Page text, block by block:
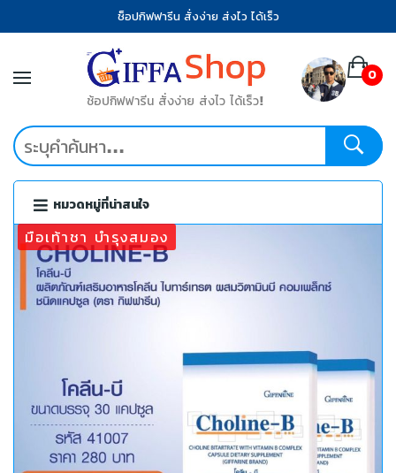
ช็อปกิฟฟารีน สั่งง่าย ส่งไว ได้เร็ว
ช้อปกิฟฟารีน สั่งง่าย ส่งไว ได้เร็ว!
0
หมวดหมู่ที่น่าสนใจ
มือเท้าชา บำรุงสมอง